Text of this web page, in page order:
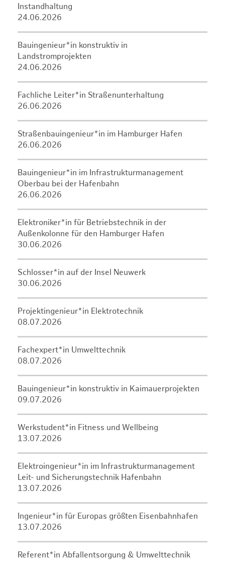
Instandhaltung
24.06.2026
Bauingenieur*in konstruktiv in
Landstromprojekten
24.06.2026
Fachliche Leiter*in Straßenunterhaltung
26.06.2026
Straßenbauingenieur*in im Hamburger Hafen
26.06.2026
Bauingenieur*in im Infrastrukturmanagement
Oberbau bei der Hafenbahn
26.06.2026
Elektroniker*in für Betriebstechnik in der
Außenkolonne für den Hamburger Hafen
30.06.2026
Schlosser*in auf der Insel Neuwerk
30.06.2026
Projektingenieur*in Elektrotechnik
08.07.2026
Fachexpert*in Umwelttechnik
08.07.2026
Bauingenieur*in konstruktiv in Kaimauerprojekten
09.07.2026
Werkstudent*in Fitness und Wellbeing
13.07.2026
Elektroingenieur*in im Infrastrukturmanagement
Leit- und Sicherungstechnik Hafenbahn
13.07.2026
Ingenieur*in für Europas größten Eisenbahnhafen
13.07.2026
Referent*in Abfallentsorgung & Umwelttechnik